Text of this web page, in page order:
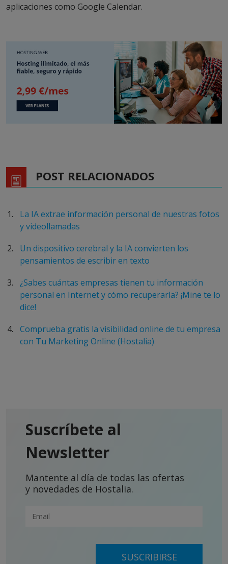
aplicaciones como Google Calendar.
POST RELACIONADOS
La IA extrae información personal de nuestras fotos
y videollamadas
Un dispositivo cerebral y la IA convierten los
pensamientos de escribir en texto
¿Sabes cuántas empresas tienen tu información
personal en Internet y cómo recuperarla? ¡Mine te lo
dice!
Comprueba gratis la visibilidad online de tu empresa
con Tu Marketing Online (Hostalia)
Suscríbete al
Newsletter
Mantente al día de todas las ofertas
y novedades de Hostalia.
SUSCRIBIRSE